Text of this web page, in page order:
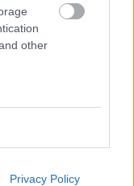
other
Privacy Policy